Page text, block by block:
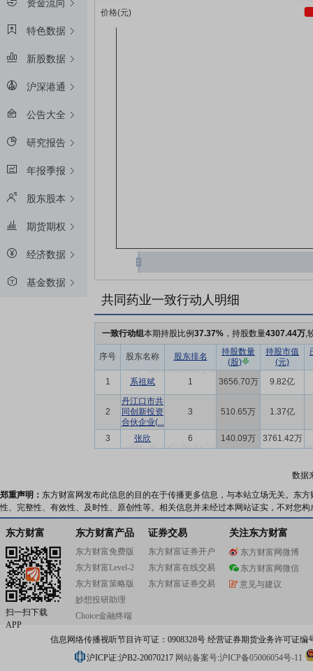
资金流向
特色数据
新股数据
沪深港通
公告大全
研究报告
年报季报
股东股本
期货期权
经济数据
基金数据
共同药业一致行动人明细
一致行动组本期持股比例37.37% ，持股数量4307.44万,
序号 股东名称 股东排名
持股数量
(股)
持股市值
(元)
1 系祖斌 1 3656.70万 9.82亿
2
丹江口市共
同创新投资
合伙企业(...
3 510.65万 1.37亿
3 张欣 6 140.09万 3761.42万
数据
郑重声明： 东方财富网发布此信息的目的在于传播更多信息，与本站立场无关。东
性、完整性、有效性、及时性、原创性等。相关信息并未经过本网站证实，不对您
东方财富
扫一扫下载
APP
东方财富产品
东方财富免费版
东方财富Level-2
东方财富策略版
妙想投研助理
Choice金融终端
证券交易
东方财富证券开户
东方财富在线交易
东方财富证券交易
关注东方财富
东方财富网微博
东方财富网微信
意见与建议
信息网络传播视听节目许可证：0908328号 经营证券期货业务许可证编
沪ICP证:沪B2-20070217 网站备案号:沪ICP备05006054号-11